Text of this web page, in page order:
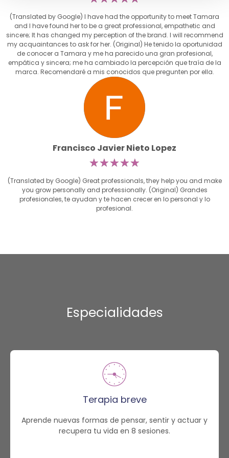
(Translated by Google) I have had the opportunity to meet Tamara
and I have found her to be a great professional, empathetic and
sincere; It has changed my perception of the brand. I will recommend
my acquaintances to ask for her. (Original) He tenido la oportunidad
de conocer a Tamara y me ha parecido una gran profesional,
empática y sincera; me ha cambiado la percepción que traía de la
marca. Recomendaré a mis conocidos que pregunten por ella.
Francisco Javier Nieto Lopez
☆☆☆☆☆
(Translated by Google) Great professionals, they help you and make
you grow personally and professionally. (Original) Grandes
profesionales, te ayudan y te hacen crecer en lo personal y lo
profesional.
Especialidades
Terapia breve
Aprende nuevas formas de pensar, sentir y actuar y
recupera tu vida en 8 sesiones.